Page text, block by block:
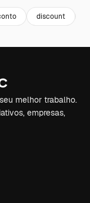
discount
melhor trabalho.
empresas,